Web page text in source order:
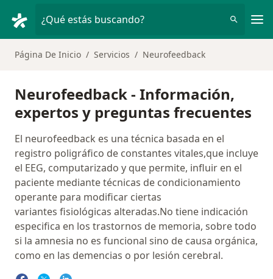
¿Qué estás buscando?
Página De Inicio Servicios Neurofeedback
Neurofeedback - Información,
expertos y preguntas frecuentes
El neurofeedback es una técnica basada en el
registro poligráfico de constantes vitales,que incluye
el EEG, computarizado y que permite, influir en el
paciente mediante técnicas de condicionamiento
operante para modificar ciertas
variantes fisiológicas alteradas.No tiene indicación
especifica en los trastornos de memoria, sobre todo
si la amnesia no es funcional sino de causa orgánica,
como en las demencias o por lesión cerebral.